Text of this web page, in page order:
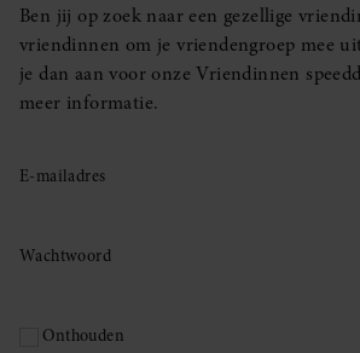
Ben jij op zoek naar een gezellige
vriendinnen om je vriendengroep mee
je dan aan voor onze Vriendinnen
meer informatie.
E-mailadres
Wachtwoord
Onthouden